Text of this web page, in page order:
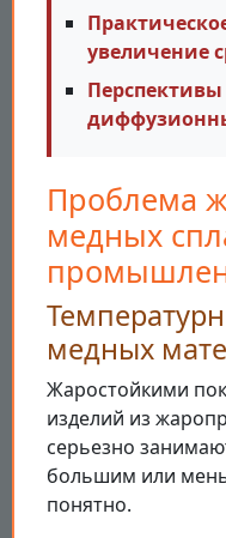
увеличение
Проблема
медных
медных
Жаростойкими
изделий из
серьезно
большим или
понятно.